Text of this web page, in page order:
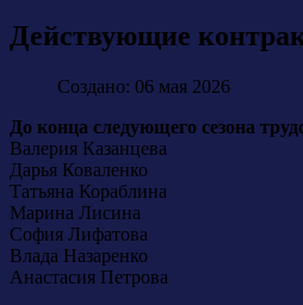
Действующие
Создано: 06 мая 2026
До конца следующего сезона
Валерия Казанцева
Дарья Коваленко
Татьяна Кораблина
Марина Лисина
София Лифатова
Влада Назаренко
Анастасия Петрова